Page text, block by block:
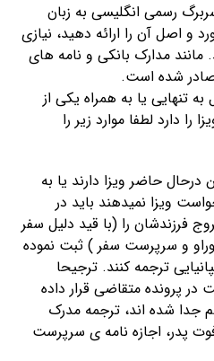
رسمی انگلیسی به زبان
و اصل آن را ارائه دهید، نیازی
مانند مدارک بانکی و نامه های
صادر شده است.
که فرزند زیر ۱۸ سال به تنهایی یا به همراه یکی از
دارد لطفا موارد زیر را
درحال حاضر ویزا دارند یا به
ویزا نمیدهند باید در
فرزندشان را (با قید دلیل سفر
و سرپرست سفر ) ثبت نموده
ترجمه کنند. ترجیحا
پرونده متقاضی قرار داده
جدا شده اند، ترجمه مدرک
پدر، اجازه نامه ی سرپرست